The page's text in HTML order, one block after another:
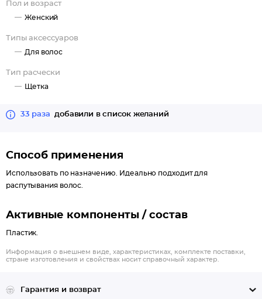
Пол и возраст
Женский
Типы аксессуаров
Для волос
Тип расчески
Щетка
33 раза добавили в список желаний
Способ применения
Использовать по назначению. Идеально подходит для
распутывания волос.
Активные компоненты / состав
Пластик.
Информация о внешнем виде, характеристиках, комплекте поставки,
стране изготовления и свойствах носит справочный характер.
Гарантия и возврат